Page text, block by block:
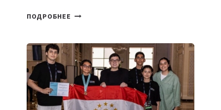
ПОДРОБНЕЕ
ASTANA
ПРЕДСТАВИЛИ
АРТ-
ФИЛЬМ
TENGRIDA: